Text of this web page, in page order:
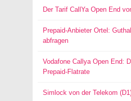
Der Tarif CallYa Open End
Prepaid-Anbieter Ortel:
abfragen
Vodafone Callya Open End:
Prepaid-Flatrate
Simlock von der Telekom